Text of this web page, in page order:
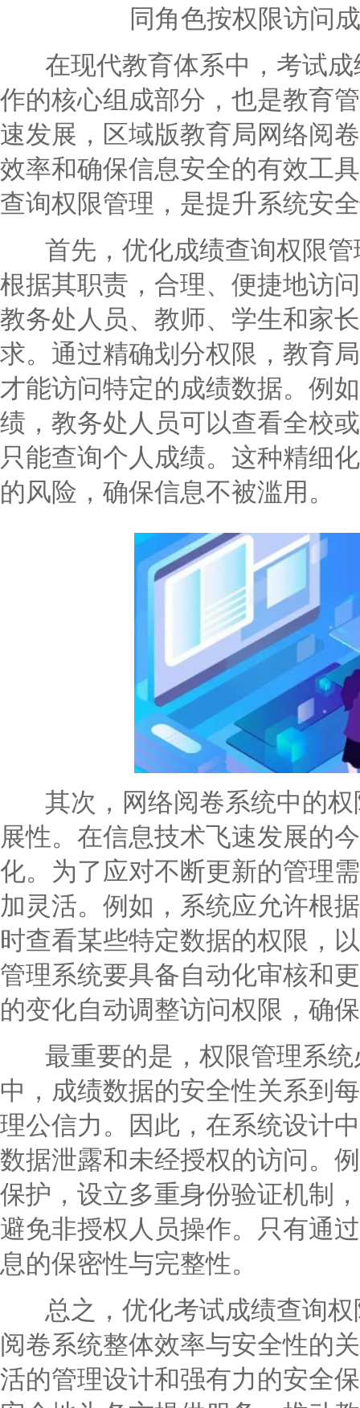
同角色按权限访问
在现代教育体系中，考试成
作的核心组成部分，也是教育
速发展，区域版教育局网络阅
效率和确保信息安全的有效工
查询权限管理，是提升系统安
首先，优化成绩查询权限管
根据其职责，合理、便捷地访
教务处人员、教师、学生和家
求。通过精确划分权限，教育
才能访问特定的成绩数据。例
绩，教务处人员可以查看全校
只能查询个人成绩。这种精细
的风险，确保信息不被滥用。
其次，网络阅卷系统中的权
展性。在信息技术飞速发展的
化。为了应对不断更新的管理
加灵活。例如，系统应允许根
时查看某些特定数据的权限，
管理系统要具备自动化审核和
的变化自动调整访问权限，确
最重要的是，权限管理系统
中，成绩数据的安全性关系到
理公信力。因此，在系统设计
数据泄露和未经授权的访问。
保护，设立多重身份验证机制
避免非授权人员操作。只有通
息的保密性与完整性。
总之，优化考试成绩查询权
阅卷系统整体效率与安全性的
活的管理设计和强有力的安全